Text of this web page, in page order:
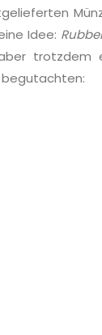
Idee:
trotzdem
begutachten: